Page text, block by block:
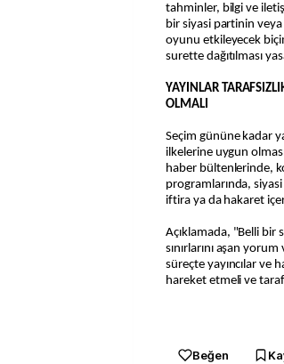
tahminler, bilgi ve
bir siyasi partinin
oyunu etkileyecek
surette dağıtılması
YAYINLAR
OLMALI
Seçim gününe kadar
ilkelerine uygun
haber bültenlerinde,
programlarında,
iftira ya da hakaret
Açıklamada, "Belli bir
sınırlarını aşan
süreçte yayıncılar ve
hareket etmeli ve taraf
Beğen